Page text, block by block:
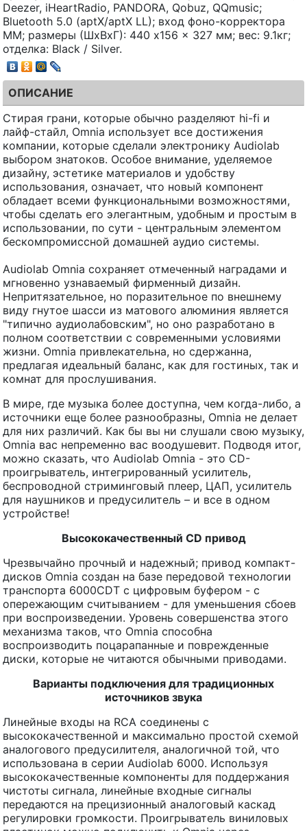
Deezer, iHeartRadio, PANDORA, Qobuz, QQmusic;
Bluetooth 5.0 (aptX/aptX LL); вход фоно-корректора
ММ; размеры (ШхВхГ): 440 x156 x 327 мм; вес: 9.1кг;
отделка: Black / Silver.
ОПИСАНИЕ
Стирая грани, которые обычно разделяют hi-fi и
лайф-стайл, Omnia использует все достижения
компании, которые сделали электронику Audiolab
выбором знатоков. Особое внимание, уделяемое
дизайну, эстетике материалов и удобству
использования, означает, что новый компонент
обладает всеми функциональными возможностями,
чтобы сделать его элегантным, удобным и простым в
использовании, по сути - центральным элементом
бескомпромиссной домашней аудио системы.
Audiolab Omnia сохраняет отмеченный наградами и
мгновенно узнаваемый фирменный дизайн.
Непритязательное, но поразительное по внешнему
виду гнутое шасси из матового алюминия является
"типично аудиолабовским", но оно разработано в
полном соответствии с современными условиями
жизни. Omnia привлекательна, но сдержанна,
предлагая идеальный баланс, как для гостиных, так и
комнат для прослушивания.
В мире, где музыка более доступна, чем когда-либо, а
источники еще более разнообразны, Omnia не делает
для них различий. Как бы вы ни слушали свою музыку,
Omnia вас непременно вас воодушевит. Подводя итог,
можно сказать, что Audiolab Omnia - это CD-
проигрыватель, интегрированный усилитель,
беспроводной стриминговый плеер, ЦАП, усилитель
для наушников и предусилитель – и все в одном
устройстве!
Высококачественный CD привод
Чрезвычайно прочный и надежный; привод компакт-
дисков Omnia создан на базе передовой технологии
транспорта 6000CDT с цифровым буфером - с
опережающим считыванием - для уменьшения сбоев
при воспроизведении. Уровень совершенства этого
механизма таков, что Omnia способна
воспроизводить поцарапанные и поврежденные
диски, которые не читаются обычными приводами.
Варианты подключения для традиционных
источников звука
Линейные входы на RCA соединены с
высококачественной и максимально простой схемой
аналогового предусилителя, аналогичной той, что
использована в серии Audiolab 6000. Используя
высококачественные компоненты для поддержания
чистоты сигнала, линейные входные сигналы
передаются на прецизионный аналоговый каскад
регулировки громкости. Проигрыватель виниловых